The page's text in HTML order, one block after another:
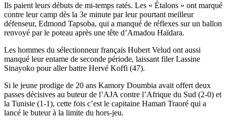
Ils paient leurs débuts de mi-temps ratés. Les « Étalons » ont marqué
contre leur camp dès la 3e minute par leur pourtant meilleur
défenseur, Edmond Tapsoba, qui a manqué de réflexes sur un ballon
renvoyé par le poteau après une tête d’Amadou Haïdara.
Les hommes du sélectionneur français Hubert Velud ont aussi
manqué leur entame de seconde période, laissant filer Lassine
Sinayoko pour aller battre Hervé Koffi (47).
Si le jeune prodige de 20 ans Kamory Doumbia avait offert deux
passes décisives au buteur de l’AJA contre l’Afrique du Sud (2-0) et
la Tunisie (1-1), cette fois c’est le capitaine Hamari Traoré qui a
lancé le buteur à la limite du hors-jeu.